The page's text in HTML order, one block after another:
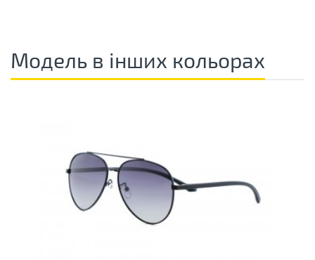
Модель в інших кольорах